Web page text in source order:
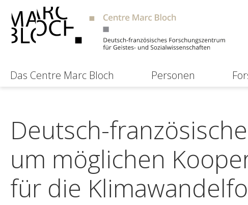
Das Centre Marc Bloch Personen
Deutsch-
um möglichen
für die